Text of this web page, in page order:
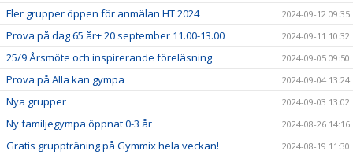
Fler grupper öppen för anmälan HT 2024 2024-09-12 09:35
Prova på dag 65 år+ 20 september 11.00-13.00 2024-09-11 10:32
25/9 Årsmöte och inspirerande föreläsning 2024-09-05 09:50
Prova på Alla kan gympa 2024-09-04 13:24
Nya grupper 2024-09-03 13:02
Ny familjegympa öppnat 0-3 år 2024-08-26 14:16
Gratis gruppträning på Gymmix hela veckan! 2024-08-19 11:30